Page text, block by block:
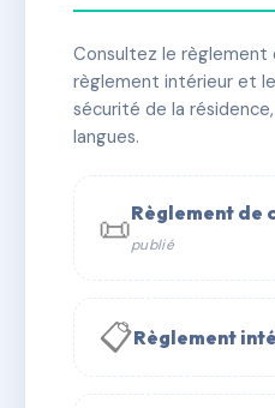
✓ Immatriculée 🏠 3 lots
📞 Contacter Syndic
Consultez le règlement
règlement intérieur et
sécurité de la
langues.
📜Règlement de
publié
📋Règlement